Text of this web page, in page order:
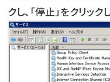
クし、「停止」をクリック